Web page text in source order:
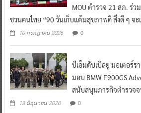
MOU ตำรวจ 21 สภ. ร่ว
ชวนคนไทย “90 วันเก็บแต้มสุขภาพดี สิ่งดี ๆ จะ
10 กรกฎาคม 2026 0
บีเอ็มดับเบิลยู มอเตอร์ร
มอบ BMW F900GS
สนับสนุนภารกิจตำรวจจ
13 มิถุนายน 2026 0